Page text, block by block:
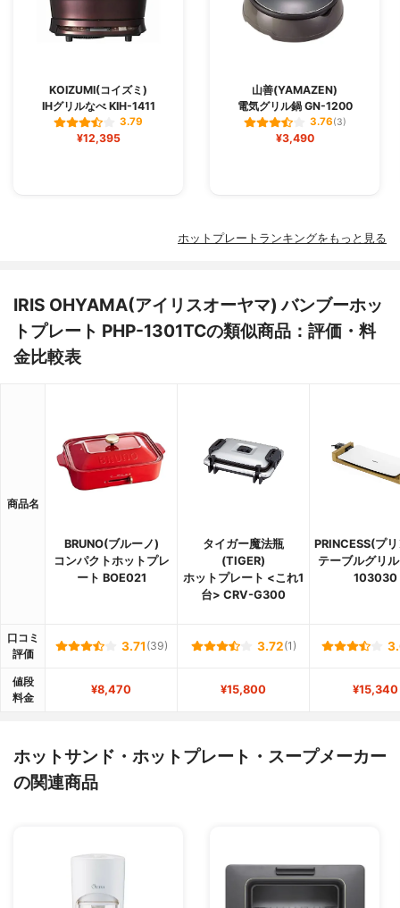
KOIZUMI(コイズミ)
IHグリルなべ KIH-1411
3.79
¥12,395
山善(YAMAZEN)
電気グリル鍋 GN-1200
3.76(3)
¥3,490
ホットプレートランキングをもっと見る
IRIS OHYAMA(アイリスオーヤマ) バンブーホッ
トプレート PHP-1301TCの類似商品：評価・料
金比較表
商品名
BRUNO(ブルーノ)
コンパクトホットプレ
ート BOE021
タイガー魔法瓶
(TIGER)
ホットプレート <これ1
台> CRV-G300
PRINCESS(プ
テーブルグリ
103030
口コミ
評価
3.71 (39) 3.72(1)
値段
料金
¥8,470 ¥15,800 ¥15,340
ホットサンド・ホットプレート・スープメーカー
の関連商品